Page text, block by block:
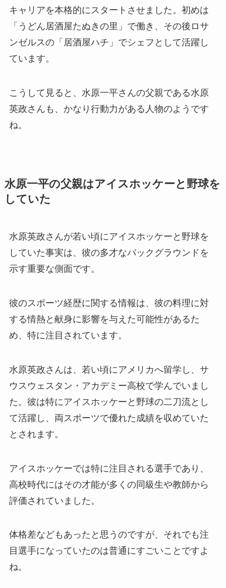
キャリアを本格的にスタートさせました。初めは
「うどん居酒屋たぬきの里」で働き、その後ロサ
ンゼルスの「居酒屋ハチ」でシェフとして活躍し
ています。
こうして見ると、水原一平さんの父親である水原
英政さんも、かなり行動力がある人物のようです
ね。
水原一平の父親はアイスホッケーと野球を
していた
水原英政さんが若い頃にアイスホッケーと野球を
していた事実は、彼の多才なバックグラウンドを
示す重要な側面です。
彼のスポーツ経歴に関する情報は、彼の料理に対
する情熱と献身に影響を与えた可能性があるた
め、特に注目されています。
水原英政さんは、若い頃にアメリカへ留学し、サ
ウスウェスタン・アカデミー高校で学んでいまし
た。彼は特にアイスホッケーと野球の二刀流とし
て活躍し、両スポーツで優れた成績を収めていた
とされます。
アイスホッケーでは特に注目される選手であり、
高校時代にはその才能が多くの同級生や教師から
評価されていました。
体格差などもあったと思うのですが、それでも注
目選手になっていたのは普通にすごいことですよ
ね。